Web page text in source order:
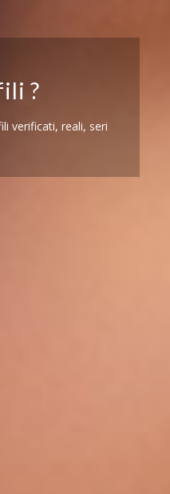
?
verificati, reali, seri